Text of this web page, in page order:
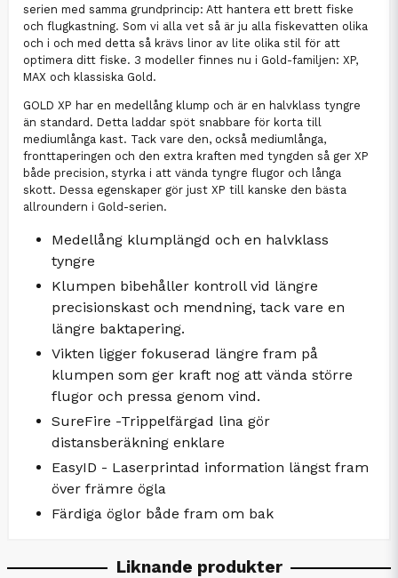
serien med samma grundprincip: Att hantera ett brett fiske
och flugkastning. Som vi alla vet så är ju alla fiskevatten olika
och i och med detta så krävs linor av lite olika stil för att
optimera ditt fiske. 3 modeller finnes nu i Gold-familjen: XP,
MAX och klassiska Gold.
GOLD XP har en medellång klump och är en halvklass tyngre
än standard. Detta laddar spöt snabbare för korta till
mediumlånga kast. Tack vare den, också mediumlånga,
fronttaperingen och den extra kraften med tyngden så ger XP
både precision, styrka i att vända tyngre flugor och långa
skott. Dessa egenskaper gör just XP till kanske den bästa
allroundern i Gold-serien.
Medellång klumplängd och en halvklass
tyngre
Klumpen bibehåller kontroll vid längre
precisionskast och mendning, tack vare en
längre baktapering.
Vikten ligger fokuserad längre fram på
klumpen som ger kraft nog att vända större
flugor och pressa genom vind.
SureFire -Trippelfärgad lina gör
distansberäkning enklare
EasyID - Laserprintad information längst fram
över främre ögla
Färdiga öglor både fram om bak
Liknande produkter